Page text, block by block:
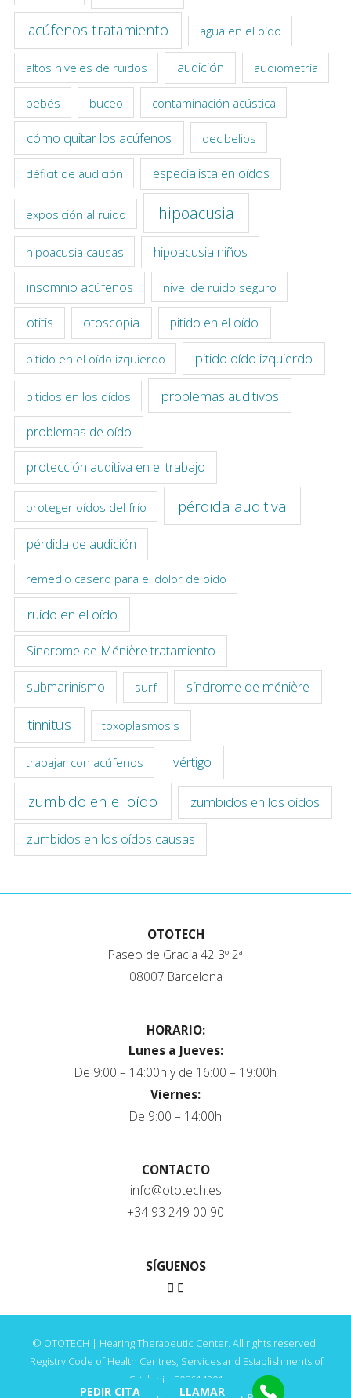
PEDIR CITA LLAMAR
acúfenos tratamiento agua en el oído
altos niveles de ruidos audición audiometría
bebés buceo contaminación acústica
cómo quitar los acúfenos decibelios
déficit de audición especialista en oídos
exposición al ruido hipoacusia
hipoacusia causas hipoacusia niños
insomnio acúfenos nivel de ruido seguro
otitis otoscopia pitido en el oído
pitido en el oído izquierdo pitido oído izquierdo
pitidos en los oídos problemas auditivos
problemas de oído
protección auditiva en el trabajo
proteger oídos del frío pérdida auditiva
pérdida de audición
remedio casero para el dolor de oído
ruido en el oído
Sindrome de Ménière tratamiento
submarinismo surf síndrome de ménière
tinnitus toxoplasmosis
trabajar con acúfenos vértigo
zumbido en el oído zumbidos en los oídos
zumbidos en los oídos causas
OTOTECH
Paseo de Gracia 42 3º 2ª
08007 Barcelona
HORARIO:
Lunes a Jueves:
De 9:00 – 14:00h y de 16:00 – 19:00h
Viernes:
De 9:00 – 14:00h
CONTACTO
info@ototech.es
+34 93 249 00 90
SÍGUENOS
© OTOTECH | Hearing Therapeutic Center. All rights reserved.
Registry Code of Health Centres, Services and Establishments of
Catalonia: E08614201